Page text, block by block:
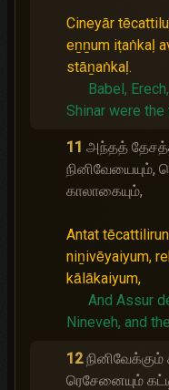
Cineyār
eṉṉum iṭaṅkaḷ
stāṉaṅkaḷ.
Babel,
Shinar were
11 அந்தத்
காலாகையும்,
Antat
niṉivēyaiyum,
kālākaiyum,
And Assur
Nineveh, and
12 நினிவேக்கும்
ரெசேனையும்